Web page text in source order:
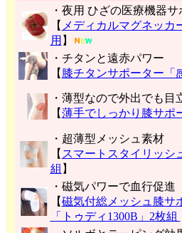
・夜用 ひざの医療機器
【 メディカルマグネッ
用 】
・チタンと遠赤パワー
【 膝チタンサポーター「
・薄型なので外出でも目
【薄手でしっかり膝サポ
・超薄型メッシュ素材
【 スマートスタイリッシ
組 】
・磁気パワーで血行促進
【磁気付総メッシュ膝サ
「トゥディ1300B」2枚組